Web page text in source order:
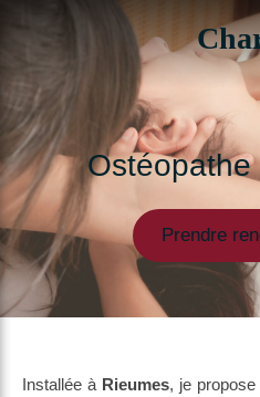
Ostéopathe
Prendre
Installée à Rieumes, je